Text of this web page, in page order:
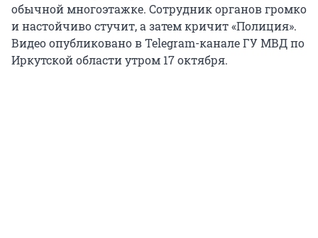
обычной многоэтажке. Сотрудник органов громко
и настойчиво стучит, а затем кричит «Полиция».
Видео опубликовано в Telegram-канале ГУ МВД по
Иркутской области утром 17 октября.